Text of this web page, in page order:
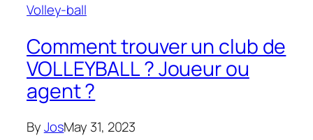
Volley-ball
Comment trouver un club de
VOLLEYBALL ? Joueur ou
agent ?
ByJosMay 31, 2023